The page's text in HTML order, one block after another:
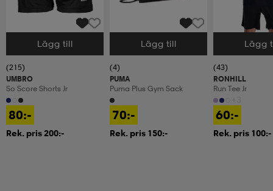
Välj storlek
Lägg till
(215)
UMBRO
So Score Shorts Jr
80:-
Rek. pris 200:-
Välj storlek
Lägg till
(4)
PUMA
Puma Plus Gym Sack
70:-
Rek. pris 150:-
Välj storlek
Lägg
(43)
RONHILL
Run Tee Jr
60:-
Rek. pris 100:-